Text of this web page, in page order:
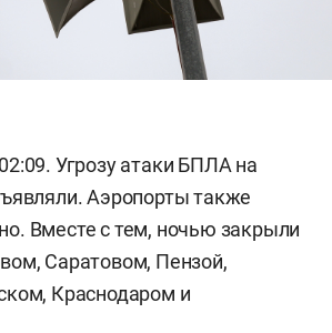
Угрозу атаки БПЛА на
Аэропорты также
Вместе с тем, ночью закрыли
Саратовом, Пензой,
Краснодаром и